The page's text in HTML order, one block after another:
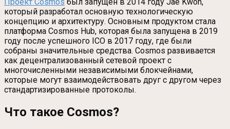
который разработал основную технологическую
концепцию и архитектуру. Основным продуктом стала
платформа Cosmos Hub, которая была запущена в 2019
году после успешного ICO в 2017 году, где были
собраны значительные средства. Cosmos развивается
как децентрализованный сетевой проект с
многочисленными независимыми блокчейнами,
которые могут взаимодействовать друг с другом через
стандартизированные протоколы.
Что такое Cosmos?